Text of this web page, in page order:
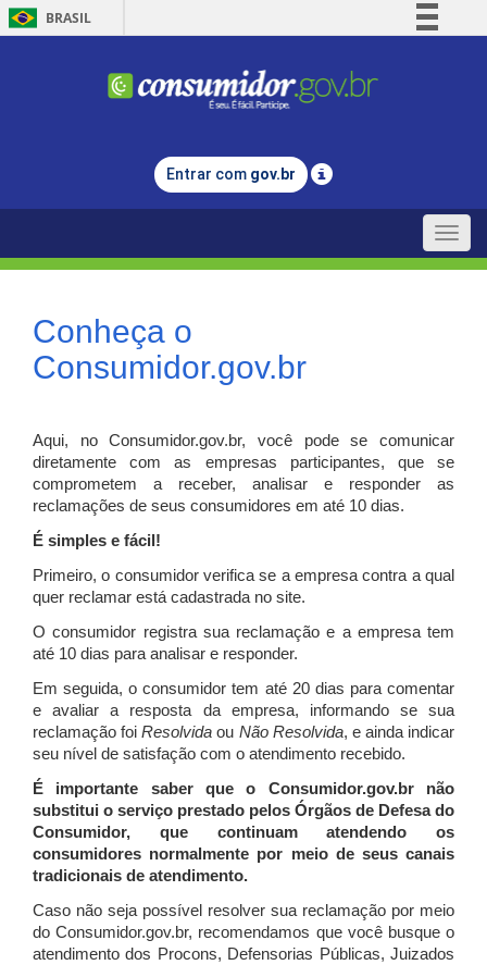
BRASIL
Comunica BR
Legislação
Entrar com gov.br
Toggle
Conheça o
Consumidor.gov.br
Aqui, no Consumidor.gov.br, você pode se comunicar
diretamente com as empresas participantes, que se
comprometem a receber, analisar e responder as
reclamações de seus consumidores em até 10 dias.
É simples e fácil!
Primeiro, o consumidor verifica se a empresa contra a qual
quer reclamar está cadastrada no site.
O consumidor registra sua reclamação e a empresa tem
até 10 dias para analisar e responder.
Em seguida, o consumidor tem até 20 dias para comentar
e avaliar a resposta da empresa, informando se sua
reclamação foiResolvida ou Não Resolvida, e ainda indicar
seu nível de satisfação com o atendimento recebido.
É importante saber que o Consumidor.gov.br não
substitui o serviço prestado pelos Órgãos de Defesa do
Consumidor, que continuam atendendo os
consumidores normalmente por meio de seus canais
tradicionais de atendimento.
Caso não seja possível resolver sua reclamação por meio
do Consumidor.gov.br, recomendamos que você busque o
atendimento dos Procons, Defensorias Públicas, Juizados